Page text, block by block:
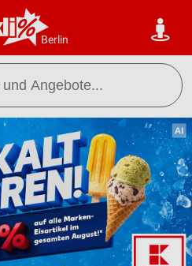
Berlin